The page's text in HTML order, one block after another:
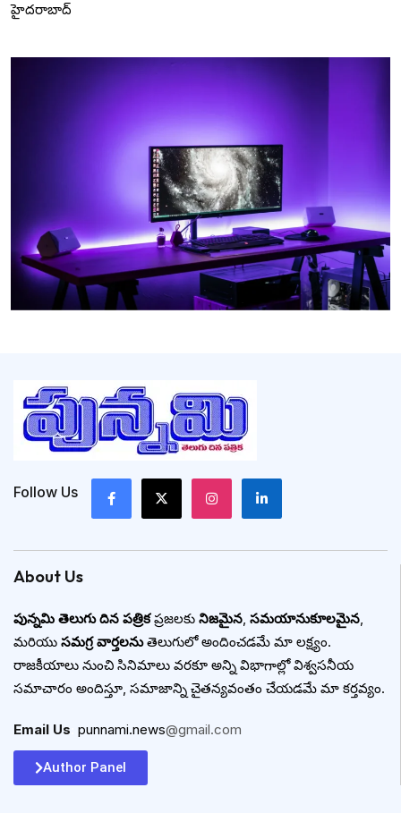
హైదరాబాద్
Follow Us
About Us
పున్నమి తెలుగు దిన పత్రికప్రజలకు నిజమైన, సమయానుకూలమైన,
మరియు సమగ్ర వార్తలనుతెలుగులో అందించడమే మా లక్ష్యం.
రాజకీయాలు నుంచి సినిమాలు వరకూ అన్ని విభాగాల్లో విశ్వసనీయ
సమాచారం అందిస్తూ, సమాజాన్ని చైతన్యవంతం చేయడమే మా కర్తవ్యం.
Email Us punnami.news@gmail.com
Author Panel